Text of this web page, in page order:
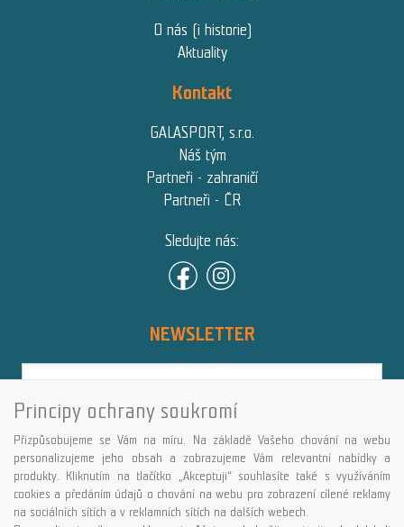
O nás (i historie)
Aktuality
Kontakt
GALASPORT, s.r.o.
Náš tým
Partneři - zahraničí
Partneři - ČR
Sledujte nás:
NEWSLETTER
Přihlásit
Více informací o této službě
Copyright © GALASPORT, s.r.o. 2026,
Principy ochrany soukromí
Přizpůsobujeme se Vám na míru. Na základě Vašeho chování na webu
personalizujeme jeho obsah a zobrazujeme Vám relevantní nabídky a
produkty. Kliknutím na tlačítko „Akceptuji“ souhlasíte také s využíváním
cookies a předáním údajů o chování na webu pro zobrazení cílené reklamy
na sociálních sítích a v reklamních sítích na dalších webech.